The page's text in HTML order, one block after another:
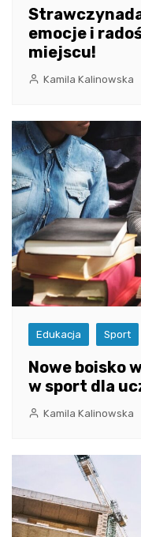
emocje i
miejscu!
Kamila Kalinowska
Edukacja Sport
Nowe boisko
w sport dla
Kamila Kalinowska